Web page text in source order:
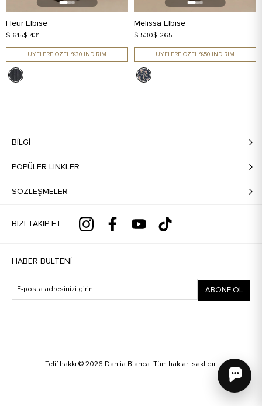
Fleur Elbise
$ 615$ 431
ÜYELERE ÖZEL %30 İNDİRİM
Melissa Elbise
$ 530$ 265
ÜYELERE ÖZEL %50 İNDİRİM
BILGI
POPÜLER LİNKLER
SÖZLEŞMELER
BIZI TAKIP ET
HABER BÜLTENI
ABONE OL
Telif hakkı © 2026 Dahlia Bianca. Tüm hakları saklıdır.